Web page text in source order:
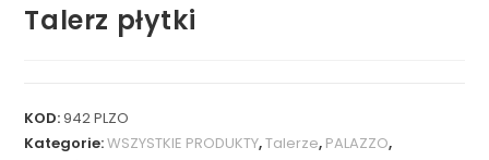
Talerz płytki
KOD:942 PLZO
Kategorie:WSZYSTKIE PRODUKTY,Talerze, PALAZZO,